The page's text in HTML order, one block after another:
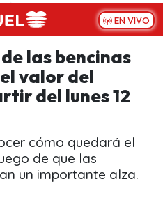
EN VIVO
las bencinas
valor del
del lunes 12
cómo quedará el
de que las
un importante alza.